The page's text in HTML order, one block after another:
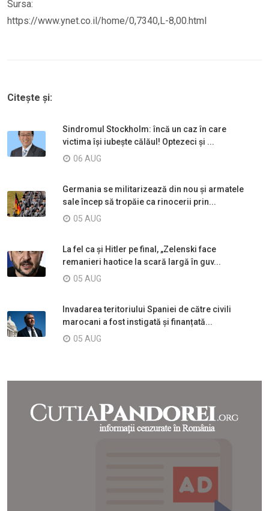
Sursa:
https://www.ynet.co.il/home/0,7340,L-8,00.html
Citește și:
Sindromul Stockholm: încă un caz în care
victima își iubește călăul! Optezeci și ...
06 AUG
Germania se militarizează din nou și armatele
sale încep să tropăie ca rinocerii prin...
05 AUG
La fel ca și Hitler pe final, „Zelenski face
remanieri haotice la scară largă în guv...
05 AUG
Invadarea teritoriului Spaniei de către civili
marocani a fost instigată și finanțată...
05 AUG